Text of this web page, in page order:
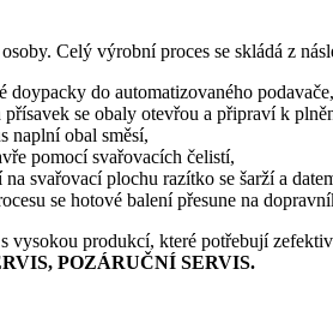
Celý výrobní proces se skládá z
doypacky do automatizovaného
se obaly otevřou a připraví k
naplní obal směsí,
pomocí svařovacích čelistí,
svařovací plochu razítko se šarží a
se hotové balení přesune na
vysokou produkcí, které potřebují
POZÁRUČNÍ SERVIS.